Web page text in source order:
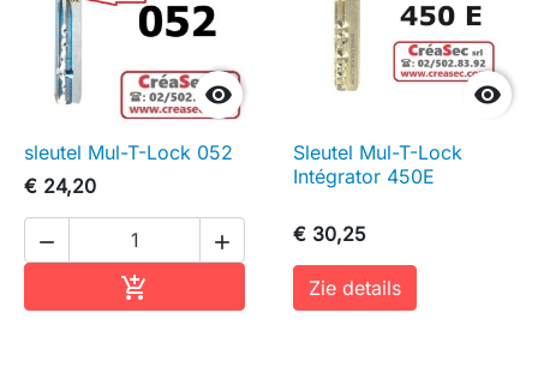

sleutel Mul-T-Lock 052
€ 24,20
 


Sleutel Mul-T-Lock
Intégrator 450E
€ 30,25
Zie details